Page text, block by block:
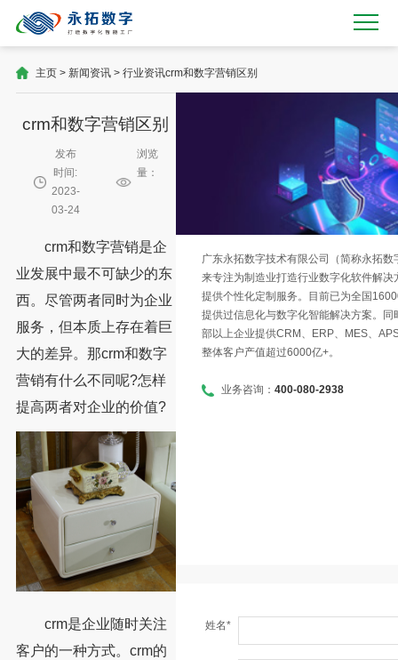
主页> 新闻资讯> 行业资讯crm和数字营销区别
crm和数字营销区别
发布
时间:
2023-
03-24
浏览
量：
crm和数字营销是企
业发展中最不可缺少的东
西。尽管两者同时为企业
服务，但本质上存在着巨
大的差异。那crm和数字
营销有什么不同呢?怎样
提高两者对企业的价值?
crm是企业随时关注
客户的一种方式。crm的
广东永拓数字技术有限公司（简称永拓
来专注为制造业打造行业数字化软件解决
提供个性化定制服务。目前已为全国
提供过信息化与数字化智能解决方案。
部以上企业提供CRM、ERP、MES、
整体客户产值超过6000亿+。
业务咨询： 400-080-2938
姓名*